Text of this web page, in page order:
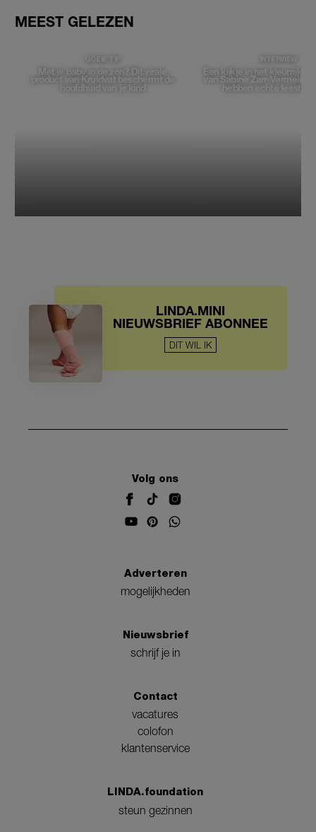
MEEST GELEZEN
Met je baby in de zon? Dít virale
product van Kruidvat beschermt de
hoofdhuid van je kind
INTERVIEW
Een kijkje in het kleurrijke
van Sabine Zarr-Vermeij:
hebben echte
LINDA.MINI
NIEUWSBRIEF ABONNEE
DIT WIL IK
Volg ons
Adverteren
mogelijkheden
Nieuwsbrief
schrijf je in
Contact
vacatures
colofon
klantenservice
LINDA.foundation
steun gezinnen